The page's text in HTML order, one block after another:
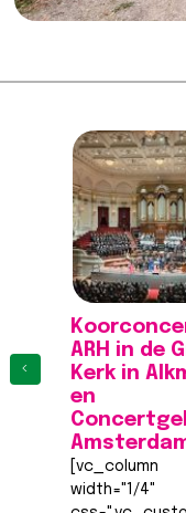
ARH in de
Kerk in
en
[vc_column
width="1/4"
‹